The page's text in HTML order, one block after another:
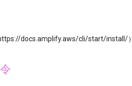
docs.amplify.aws/cli/start/install/）